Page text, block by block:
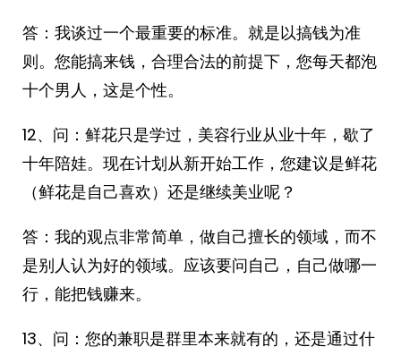
答：我谈过一个最重要的标准。就是以搞钱为准
则。您能搞来钱，合理合法的前提下，您每天都泡
十个男人，这是个性。
12、问：鲜花只是学过，美容行业从业十年，歇了
十年陪娃。现在计划从新开始工作，您建议是鲜花
（鲜花是自己喜欢）还是继续美业呢？
答：我的观点非常简单，做自己擅长的领域，而不
是别人认为好的领域。应该要问自己，自己做哪一
行，能把钱赚来。
13、问：您的兼职是群里本来就有的，还是通过什